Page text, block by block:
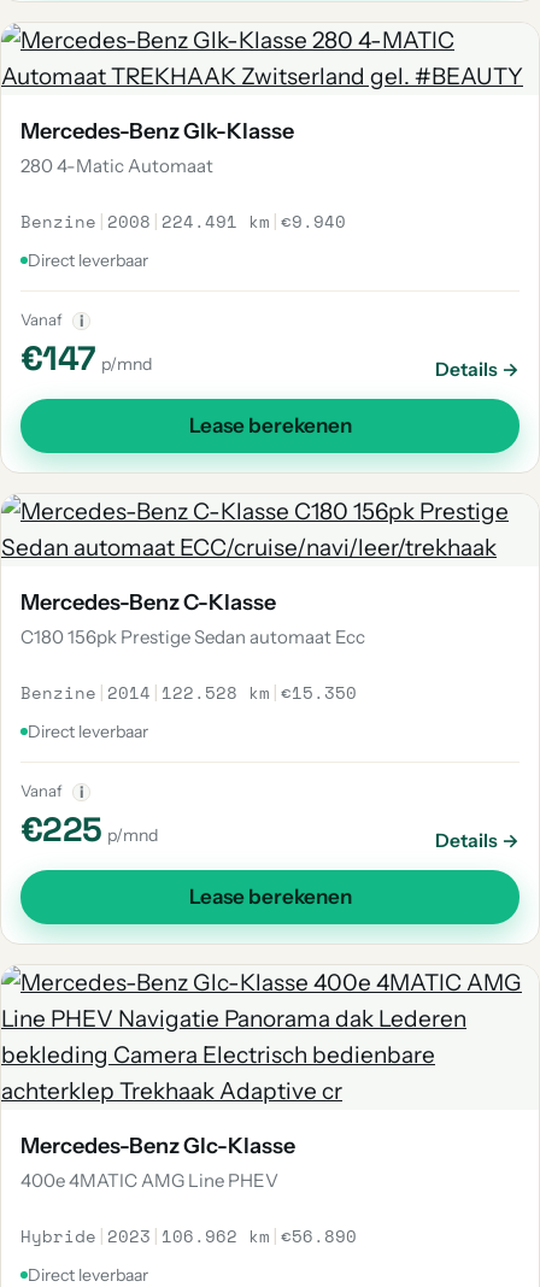
Mercedes-Benz Glk-Klasse
280 4-Matic Automaat
Benzine | 2008 | 224.491 km |€9.940
Direct leverbaar
Vanaf i
€147 p/mnd Details →
Lease berekenen
Mercedes-Benz C-Klasse
C180 156pk Prestige Sedan automaat Ecc
Benzine | 2014 | 122.528 km |€15.350
Direct leverbaar
Vanaf i
€225 p/mnd Details →
Lease berekenen
Mercedes-Benz Glc-Klasse
400e 4MATIC AMG Line PHEV
Hybride | 2023 | 106.962 km |€56.890
Direct leverbaar